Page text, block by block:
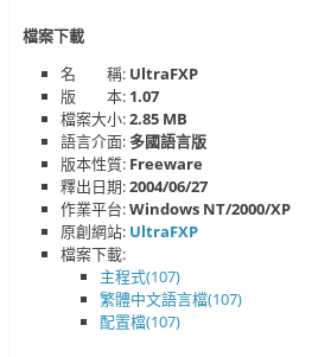
檔案下載
名 稱: UltraFXP
版 本: 1.07
檔案大小:2.85 MB
語言介面:多國語言版
版本性質: Freeware
釋出日期:2004/06/27
作業平台:Windows NT/2000/XP
原創網站: UltraFXP
檔案下載:
主程式(107)
繁體中文語言檔(107)
配置檔(107)